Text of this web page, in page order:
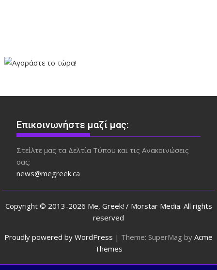
Επικοινωνήστε μαζί μας:
Στείλτε μας τα Δελτία Τύπου και τις Ανακοινώσεις
σας:
news@megreek.ca
Copyright © 2013-2026 Me, Greek! / Morstar Media. All rights
reserved
Proudly powered by WordPress | Theme: SuperMag by Acme
Themes